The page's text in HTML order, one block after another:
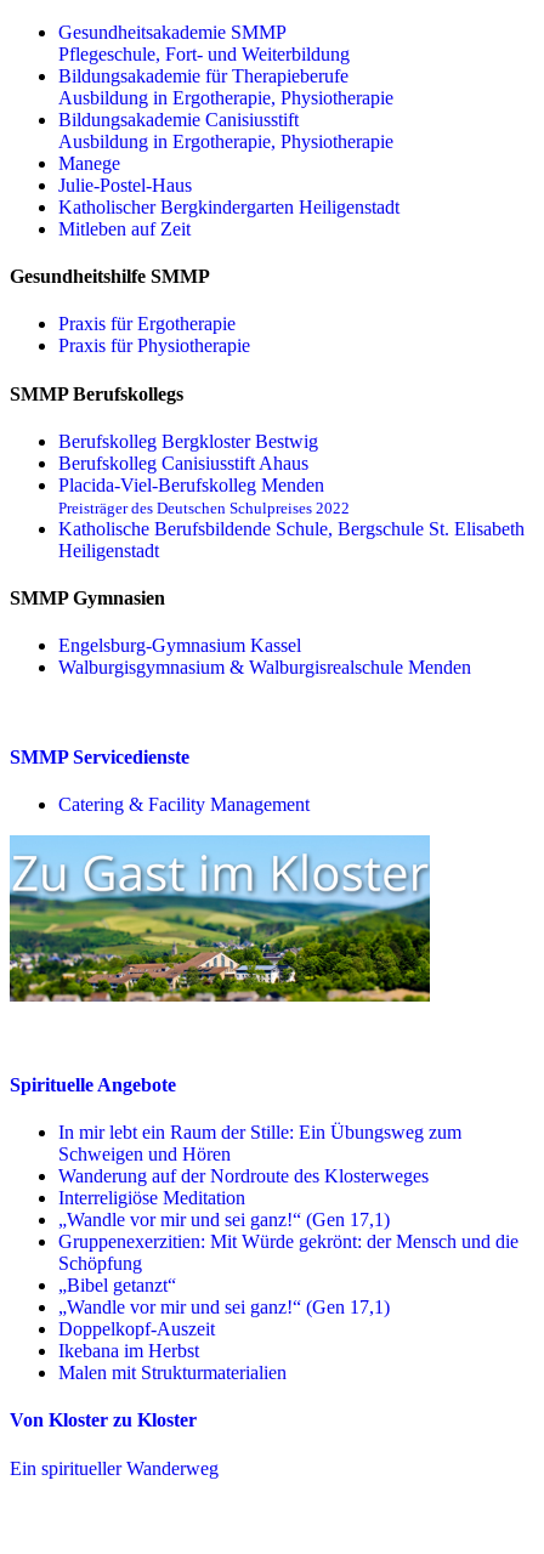
Gesundheitsakademie SMMP
Pflegeschule, Fort- und Weiterbildung
Bildungsakademie für Therapieberufe
Ausbildung in Ergotherapie, Physiotherapie
Bildungsakademie Canisiusstift
Ausbildung in Ergotherapie, Physiotherapie
Manege
Julie-Postel-Haus
Katholischer Bergkindergarten Heiligenstadt
Mitleben auf Zeit
Gesundheitshilfe SMMP
Praxis für Ergo­therapie
Praxis für Physio­therapie
SMMP Berufskollegs
Berufskolleg Bergkloster Bestwig
Berufskolleg Canisiusstift Ahaus
Placida-Viel-Berufskolleg Menden
Preisträger des Deutschen Schulpreises 2022
Katholische Berufsbildende Schule, Bergschule St. Elisabeth
Heiligenstadt
SMMP Gymnasien
Engelsburg-Gymnasium Kassel
Walburgisgymnasium & Walburgisrealschule Menden
SMMP Servicedienste
Catering & Facility Management
Spirituelle Angebote
In mir lebt ein Raum der Stille: Ein Übungsweg zum
Schweigen und Hören
Wanderung auf der Nordroute des Klosterweges
Interreligiöse Meditation
„Wandle vor mir und sei ganz!“ (Gen 17,1)
Gruppenexerzitien: Mit Würde gekrönt: der Mensch und die
Schöpfung
„Bibel getanzt“
„Wandle vor mir und sei ganz!“ (Gen 17,1)
Doppelkopf-Auszeit
Ikebana im Herbst
Malen mit Strukturmaterialien
Von Kloster zu Kloster
Ein spiritueller Wanderweg